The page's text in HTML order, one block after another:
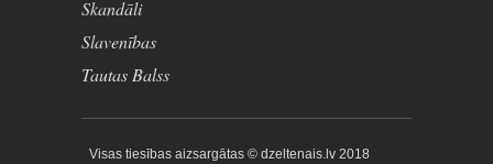
Skandāli
Slavenības
Tautas Balss
Visas tiesības aizsargātas © dzeltenais.lv 2018